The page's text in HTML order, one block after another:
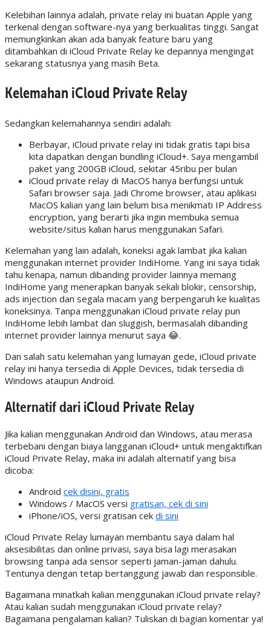
Kelebihan lainnya adalah, private relay ini buatan Apple yang
terkenal dengan software-nya yang berkualitas tinggi. Sangat
memungkinkan akan ada banyak feature baru yang
ditambahkan di iCloud Private Relay ke depannya mengingat
sekarang statusnya yang masih Beta.
Kelemahan iCloud Private Relay
Sedangkan kelemahannya sendiri adalah:
Berbayar, iCloud private relay ini tidak gratis tapi bisa
kita dapatkan dengan bundling iCloud+. Saya mengambil
paket yang 200GB iCloud, sekitar 45ribu per bulan
iCloud private relay di MacOS hanya berfungsi untuk
Safari browser saja. Jadi Chrome browser, atau aplikasi
MacOS kalian yang lain belum bisa menikmati IP Address
encryption, yang berarti jika ingin membuka semua
website/situs kalian harus menggunakan Safari.
Kelemahan yang lain adalah, koneksi agak lambat jika kalian
menggunakan internet provider IndiHome. Yang ini saya tidak
tahu kenapa, namun dibanding provider lainnya memang
IndiHome yang menerapkan banyak sekali blokir, censorship,
ads injection dan segala macam yang berpengaruh ke kualitas
koneksinya. Tanpa menggunakan iCloud private relay pun
IndiHome lebih lambat dan sluggish, bermasalah dibanding
internet provider lainnya menurut saya 😂.
Dan salah satu kelemahan yang lumayan gede, iCloud private
relay ini hanya tersedia di Apple Devices, tidak tersedia di
Windows ataupun Android.
Alternatif dari iCloud Private Relay
Jika kalian menggunakan Android dan Windows, atau merasa
terbebani dengan biaya langganan iCloud+ untuk mengaktifkan
iCloud Private Relay, maka ini adalah alternatif yang bisa
dicoba:
Android cek disini, gratis
Windows / MacOS versi gratisan, cek di sini
iPhone/iOS, versi gratisan cek di sini
iCloud Private Relay lumayan membantu saya dalam hal
aksesibilitas dan online privasi, saya bisa lagi merasakan
browsing tanpa ada sensor seperti jaman-jaman dahulu.
Tentunya dengan tetap bertanggung jawab dan responsible.
Bagaimana minatkah kalian menggunakan iCloud private relay?
Atau kalian sudah menggunakan iCloud private relay?
Bagaimana pengalaman kalian? Tuliskan di bagian komentar ya!